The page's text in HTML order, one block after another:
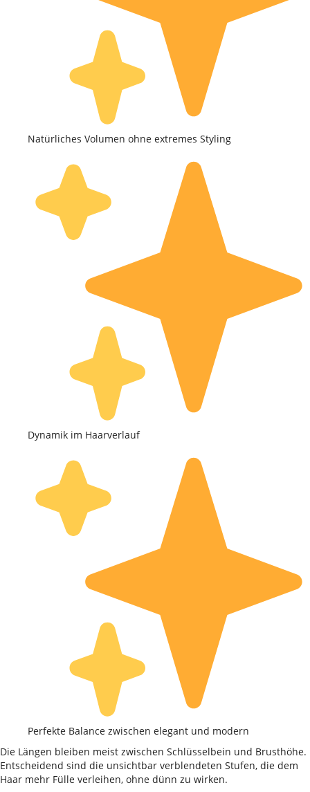
Natürliches Volumen ohne extremes Styling
Dynamik im Haarverlauf
Perfekte Balance zwischen elegant und modern
Die Längen bleiben meist zwischen Schlüsselbein und Brusthöhe.
Entscheidend sind die unsichtbar verblendeten Stufen, die dem
Haar mehr Fülle verleihen, ohne dünn zu wirken.